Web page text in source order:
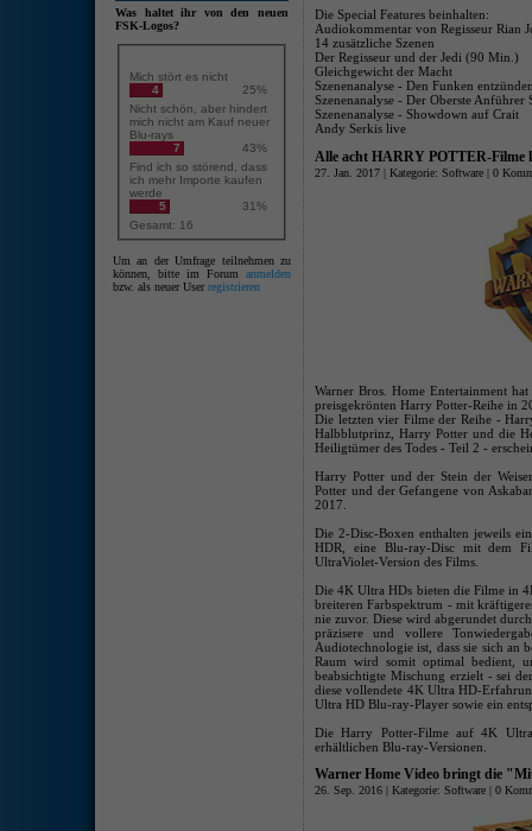
Was haltet ihr von den neuen
FSK-Logos?
Mich stört es nicht
4
25%
Nicht schön, aber hindert
mich nicht am Kauf neuer
Blu-rays
7
43%
Find ich so störend, dass
ich mehr Importe kaufen
werde
5
31%
Gesamt: 16
Um an der Umfrage teilnehmen zu
können, bitte im Forum anmelden
bzw. als neuer Userregistrieren
Die Special Features beinhalten:
Audiokommentar von Regisseur Rian
14 zusätzliche Szenen
Der Regisseur und der Jedi (90 Min.)
Gleichgewicht der Macht
Szenenanalyse - Den Funken
Szenenanalyse - Der Oberste Anführer
Szenenanalyse - Showdown auf Crait
Andy Serkis live
Alle acht HARRY POTTER-Filme
27. Jan. 2017 | Kategorie: Software | 0
Warner Bros. Home Entertainment
preisgekrönten Harry Potter-Reihe in
Die letzten vier Filme der Reihe -
Halbblutprinz, Harry Potter und die
Heiligtümer des Todes - Teil 2 -
Harry Potter und der Stein der
Potter und der Gefangene von
2017.
Die 2-Disc-Boxen enthalten jeweils
HDR, eine Blu-ray-Disc mit dem
UltraViolet-Version des Films.
Die 4K Ultra HDs bieten die Filme in
breiteren Farbspektrum - mit
nie zuvor. Diese wird abgerundet
präzisere und vollere
Audiotechnologie ist, dass sie sich an
Raum wird somit optimal bedient,
beabsichtigte Mischung erzielt - sei
diese vollendete 4K Ultra HD-
Ultra HD Blu-ray-Player sowie ein
Die Harry Potter-Filme auf 4K
erhältlichen Blu-ray-Versionen.
Warner Home Video bringt die
26. Sep. 2016 | Kategorie: Software | 0